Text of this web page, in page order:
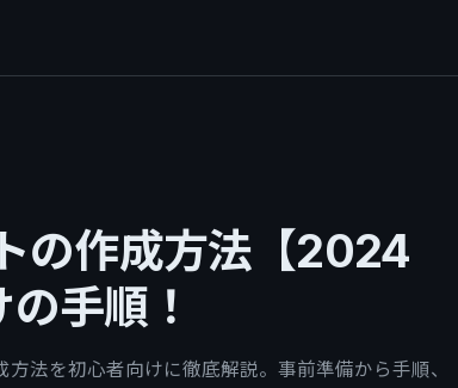
の作成方法【2024
手順！
法を初心者向けに徹底解説。事前準備から手順、